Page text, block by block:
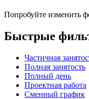
Попробуйте изменить
Быстрые
Частичная
Полная занятость
Полный день
Проектная работа
Сменный график